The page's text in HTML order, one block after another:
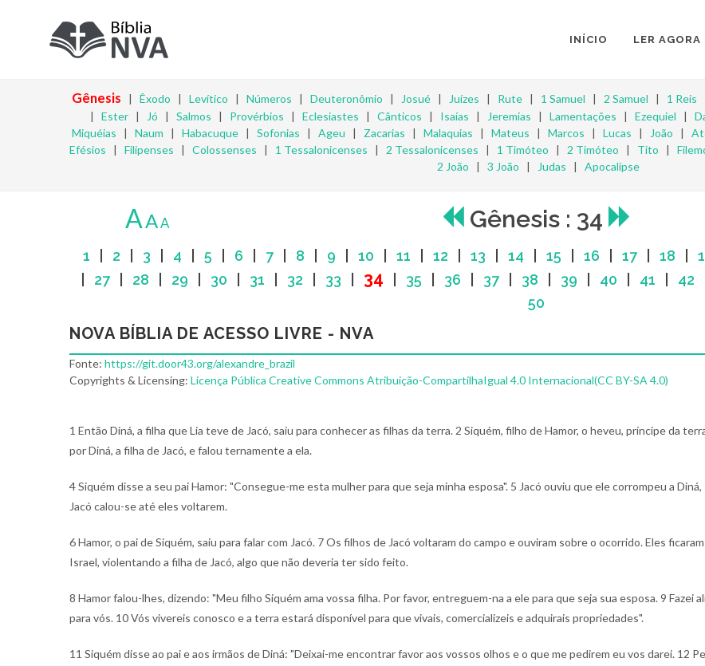
INÍCIO LER AGORA
Gênesis | Êxodo | Levítico | Números | Deuteronômio | Josué| Juízes | Rute| 1 Samuel | 2 Samuel | 1 Reis
| Ester| Jó | Salmos | Provérbios | Eclesiastes | Cânticos | Isaías | Jeremias | Lamentações | Ezequiel |
Miquéias | Naum | Habacuque | Sofonias | Ageu | Zacarias | Malaquias | Mateus | Marcos | Lucas | João |
Efésios | Filipenses | Colossenses | 1 Tessalonicenses | 2 Tessalonicenses | 1 Timóteo | 2 Timóteo | Tito |
2 João | 3 João | Judas | Apocalipse
AAA Gênesis : 34
1 2 3 4 5 6 7| 8 9 10 11 12 13 14 15 16 17| 18
27| 28 29 30 31 32 33 34 35 36 37| 38 39 40 41 42
50
NOVA BÍBLIA DE ACESSO LIVRE - NVA
Fonte: https://git.door43.org/alexandre_brazil
Copyrights & Licensing: Licença Pública Creative Commons Atribuição-CompartilhaIgual 4.0 Internacional(CC BY-SA 4.0)
1 Então Diná, a filha que Lia teve de Jacó, saiu para conhecer as filhas da terra. 2 Siquém, filho de Hamor, o heveu, príncipe da
por Diná, a filha de Jacó, e falou ternamente a ela.
4 Siquém disse a seu pai Hamor: "Consegue-me esta mulher para que seja minha esposa". 5 Jacó ouviu que ele corrompeu a
Jacó calou-se até eles voltarem.
6 Hamor, o pai de Siquém, saiu para falar com Jacó. 7 Os filhos de Jacó voltaram do campo e ouviram sobre o ocorrido. Eles
Israel, violentando a filha de Jacó, algo que não deveria ter sido feito.
8 Hamor falou-lhes, dizendo: "Meu filho Siquém ama vossa filha. Por favor, entreguem-na a ele para que seja sua esposa.9 Fazei
para vós. 10 Vós vivereis conosco e a terra estará disponível para que vivais, comercializeis e adquirais propriedades".
11 Siquém disse ao pai e aos irmãos de Diná: "Deixai-me encontrar favor aos vossos olhos e o que me pedirem eu vos darei. 12